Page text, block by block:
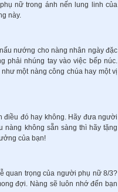
nữ trong ánh nến lung linh của
này.
nướng cho nàng nhân ngày đặc
phải nhúng tay vào việc bếp núc.
một nàng công chúa hay một vị
điều đó hay không. Hãy đưa người
nàng không sẵn sàng thì hãy tặng
của bạn!
quan trọng của người phụ nữ 8/3?
đợi. Nàng sẽ luôn nhớ đến bạn